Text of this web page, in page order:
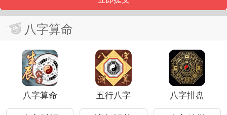
八字算命
八字算命 五行八字 八字排盘